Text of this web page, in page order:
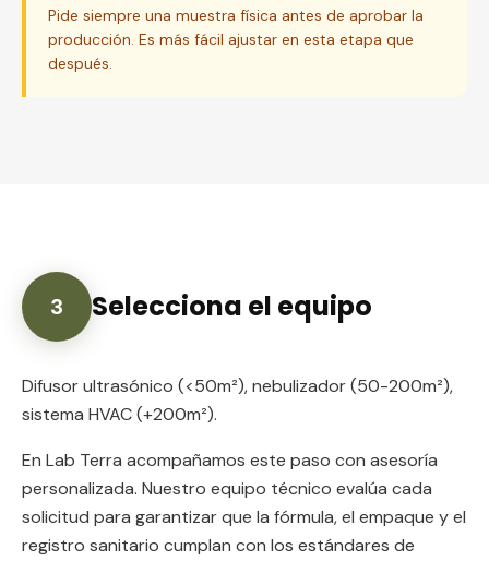
Pide siempre una muestra física antes de aprobar la
producción. Es más fácil ajustar en esta etapa que
después.
3 Selecciona el equipo
Difusor ultrasónico (<50m²), nebulizador (50-200m²),
sistema HVAC (+200m²).
En Lab Terra acompañamos este paso con asesoría
personalizada. Nuestro equipo técnico evalúa cada
solicitud para garantizar que la fórmula, el empaque y el
registro sanitario cumplan con los estándares de